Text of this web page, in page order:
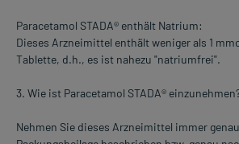
Paracetamol STADA® enthält Natrium:
Dieses Arzneimittel enthält weniger als 1
Tablette, d.h., es ist nahezu "natriumfrei".
3. Wie ist Paracetamol STADA®
Nehmen Sie dieses Arzneimittel immer